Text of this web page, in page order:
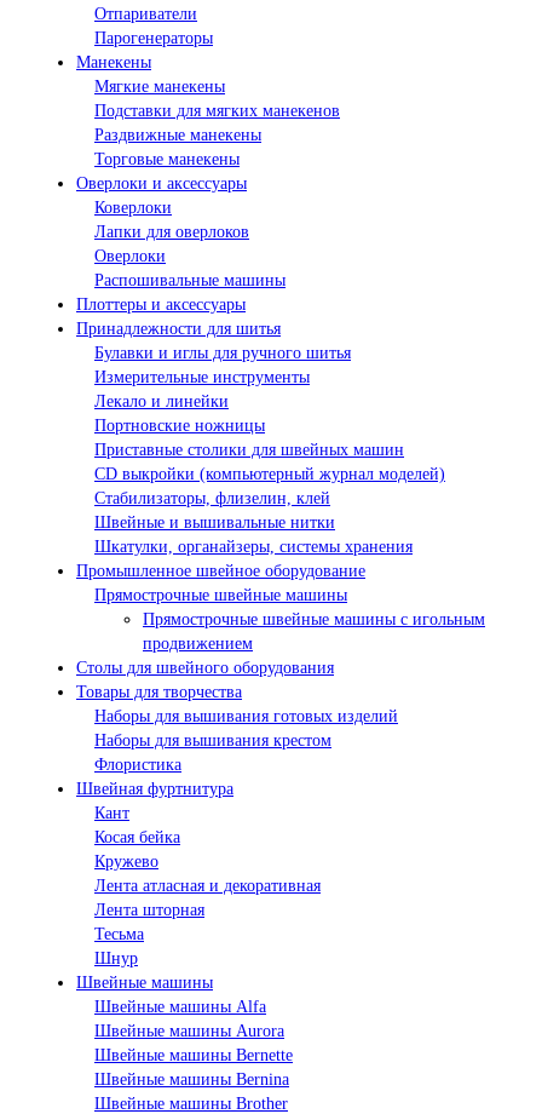
Отпариватели
Парогенераторы
Манекены
Мягкие манекены
Подставки для мягких манекенов
Раздвижные манекены
Торговые манекены
Оверлоки и аксессуары
Коверлоки
Лапки для оверлоков
Оверлоки
Распошивальные машины
Плоттеры и аксессуары
Принадлежности для шитья
Булавки и иглы для ручного шитья
Измерительные инструменты
Лекало и линейки
Портновские ножницы
Приставные столики для швейных машин
СD выкройки (компьютерный журнал моделей)
Стабилизаторы, флизелин, клей
Швейные и вышивальные нитки
Шкатулки, органайзеры, системы хранения
Промышленное швейное оборудование
Прямострочные швейные машины
Прямострочные швейные машины с игольным
продвижением
Столы для швейного оборудования
Товары для творчества
Наборы для вышивания готовых изделий
Наборы для вышивания крестом
Флористика
Швейная фуртнитура
Кант
Косая бейка
Кружево
Лента aтласная и декоративная
Лента шторная
Тесьма
Шнур
Швейные машины
Швейные машины Alfa
Швейные машины Aurora
Швейные машины Bernette
Швейные машины Bernina
Швейные машины Brother